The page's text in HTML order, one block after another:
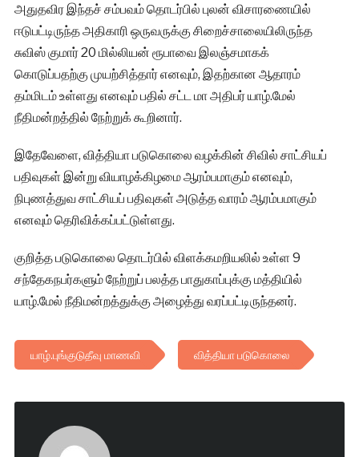
அதுதவிர இந்தச் சம்பவம் தொடர்பில் புலன் விசாரணையில்
ஈடுபட்டிருந்த அதிகாரி ஒருவருக்கு சிறைச்சாலையிலிருந்த
சுவிஸ் குமார் 20 மில்லியன் ரூபாவை இலஞ்சமாகக்
கொடுப்பதற்கு முயற்சித்தார் எனவும், இதற்கான ஆதாரம்
தம்மிடம் உள்ளது எனவும் பதில் சட்ட மா அதிபர் யாழ்.மேல்
நீதிமன்றத்தில் நேற்றுக் கூறினார்.
இதேவேளை, வித்தியா படுகொலை வழக்கின் சிவில் சாட்சியப்
பதிவுகள் இன்று வியாழக்கிழமை ஆரம்பமாகும் எனவும்,
நிபுணத்துவ சாட்சியப் பதிவுகள் அடுத்த வாரம் ஆரம்பமாகும்
எனவும் தெரிவிக்கப்பட்டுள்ளது.
குறித்த படுகொலை தொடர்பில் விளக்கமறியலில் உள்ள 9
சந்தேகநபர்களும் நேற்றுப் பலத்த பாதுகாப்புக்கு மத்தியில்
யாழ்.மேல் நீதிமன்றத்துக்கு அழைத்து வரப்பட்டிருந்தனர்.
யாழ்.புங்குடுதீவு மாணவி வித்தியா படுகொலை